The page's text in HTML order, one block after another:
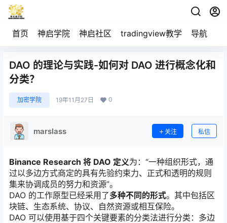
首页 神启学院 神启社区 tradingview教学 导航
DAO 的理论与实践-如何对 DAO 进行概念化和
分类？
加密学院 19年11月27日 0
marslass 关注 私信
Binance Research 将 DAO 定义为：“一种组织形式，通
过以多边方式商定的具有先验约束力、正式和透明的规则
集来协调成员的努力和资源”。
DAO 的工作原型已经采用了多种不同的形式。其中包括区
块链、生态系统、协议、自然资源或相互保险。
DAO 可以使用基于四个关键要素的分类法进行分类：多边